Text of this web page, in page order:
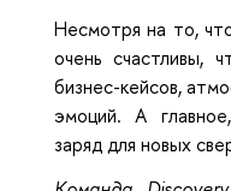
Несмотря на то,
очень счастливы,
бизнес-кейсов,
эмоций. А
заряд для новых